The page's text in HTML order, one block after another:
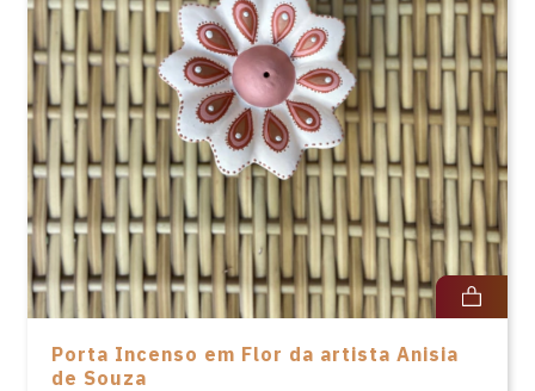
Porta Incenso em Flor da artista Anisia
de Souza